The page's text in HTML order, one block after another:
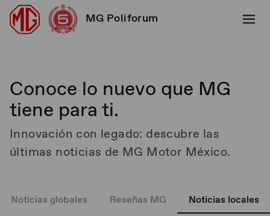
MG Poliforum
Conoce lo nuevo que MG
tiene para ti.
Innovación con legado: descubre las
últimas noticias de MG Motor México.
Noticias globales Reseñas MG Noticias locales